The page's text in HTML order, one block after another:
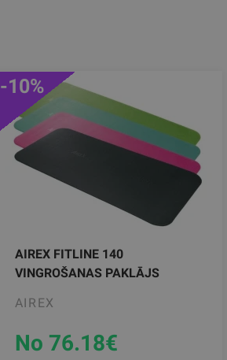
AIREX FITLINE 140
VINGROŠANAS PAKLĀJS
AIREX
-10%
No 76.18€